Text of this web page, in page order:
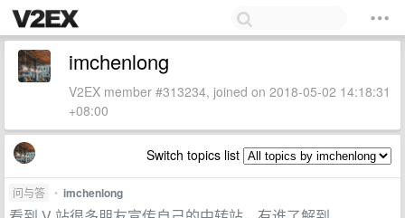
imchenlong
V2EX member #313234, joined on 2018-05-02 14:18:31
+08:00
Switch topics list
问与答 • imchenlong